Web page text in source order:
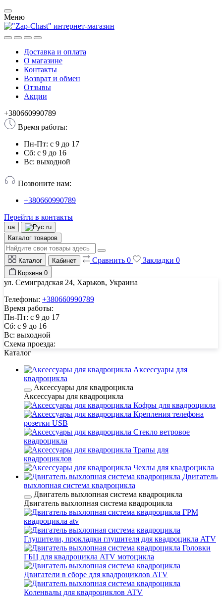
Меню
Доставка и оплата
О магазине
Контакты
Возврат и обмен
Отзывы
Акции
+380660990789
Время работы:
Пн-Пт: с 9 до 17
Сб: с 9 до 16
Вс: выходной
Позвоните нам:
+380660990789
Перейти в контакты
ua
ru
Каталог товаров
Каталог Кабинет Сравнить 0 Закладки 0
Корзина 0
ул. Семиградская 24, Харьков, Украина
Телефоны: +380660990789
Время работы:
Пн-Пт: с 9 до 17
Сб: с 9 до 16
Вс: выходной
Схема проезда:
Каталог
Аксессуары для
квадроцикла
Аксессуары для квадроцикла
Аксессуары для квадроцикла
Кофры для квадроцикла
Крепления телефона
розетки USB
Стекло ветровое
квадроцикла
Трапы для
квадроциклов
Чехлы для квадроцикла
Двигатель
выхлопная система квадроцикла
Двигатель выхлопная система квадроцикла
Двигатель выхлопная система квадроцикла
ГРМ
квадроцикла atv
Глушители, прокладки глушителя для квадроцикла ATV
Головки
ГБЦ для квадроцикла ATV мотоцикла
Двигатели в сборе для квадроциклов ATV
Коленвалы для квадроциклов ATV